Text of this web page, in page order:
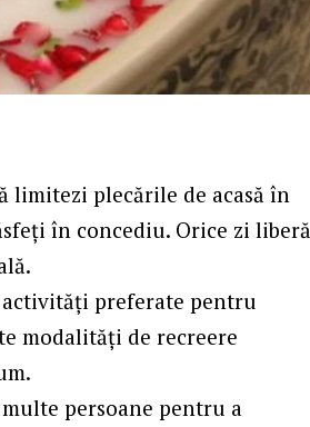
limitezi plecările de acasă în
în concediu. Orice zi liberă
preferate pentru
modalități de recreere
persoane pentru a